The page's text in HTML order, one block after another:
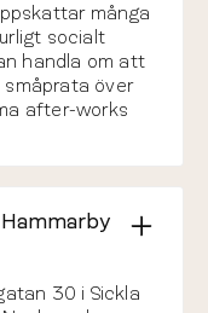
många
socialt
handla om att
över
after-works
30 i Sickla